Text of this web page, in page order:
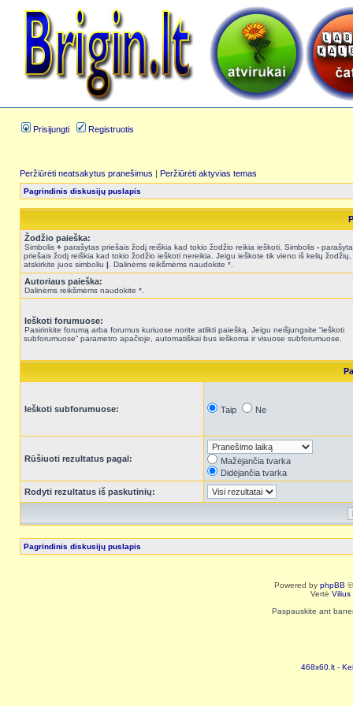
Prisijungti Registruotis
Peržiūrėti neatsakytus pranešimus | Peržiūrėti aktyvias temas
Pagrindinis diskusijų puslapis
Žodžio paieška:
Simbolis + parašytas priešais žodį reiškia kad tokio žodžio reikia ieškoti. Simbolis -
priešais žodį reiškia kad tokio žodžio ieškoti nereikia. Jeigu ieškote tik vieno iš kelių žodžių,
atskirkite juos simboliu | . Dalinėms reikšmėms naudokite *.
Autoriaus paieška:
Dalinėms reikšmėms naudokite *.
Ieškoti forumuose:
Pasirinkite forumą arba forumus kuriuose norite atlikti paiešką. Jeigu neišjungsite “ieškoti
subforumuose“ parametro apačioje, automatiškai bus ieškoma ir visuose subforumuose.
Ieškoti subforumuose: Taip Ne
Rūšiuoti rezultatus pagal:
Mažėjančia tvarka
Didėjančia tvarka
Rodyti rezultatus iš paskutinių:
Pagrindinis diskusijų puslapis
Powered by phpBB
Vertė Vilius
Paspauskite ant
468x60.lt -